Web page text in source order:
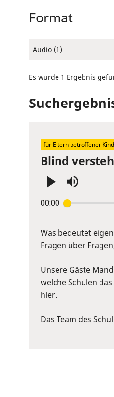
Format
Audio (1)
Es wurde 1 Ergebnis
Blind
00:00
Enter
Space
to
volume
slider.
Was bedeutet
Fragen über
Unsere Gäste
welche Schulen
hier.
Das Team des
für Eltern betroffener